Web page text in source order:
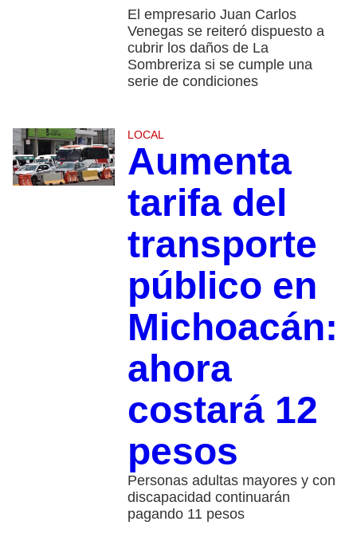
El empresario Juan Carlos
Venegas se reiteró dispuesto a
cubrir los daños de La
Sombreriza si se cumple una
serie de condiciones
LOCAL
Aumenta
tarifa del
transporte
público en
Michoacán:
ahora
costará 12
pesos
Personas adultas mayores y con
discapacidad continuarán
pagando 11 pesos